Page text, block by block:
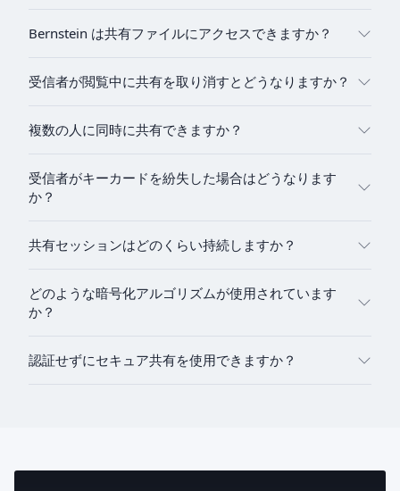
Bernstein は共有ファイルにアクセスできますか？
受信者が閲覧中に共有を取り消すとどうなりますか？
複数の人に同時に共有できますか？
受信者がキーカードを紛失した場合はどうなります
か？
共有セッションはどのくらい持続しますか？
どのような暗号化アルゴリズムが使用されています
か？
認証せずにセキュア共有を使用できますか？